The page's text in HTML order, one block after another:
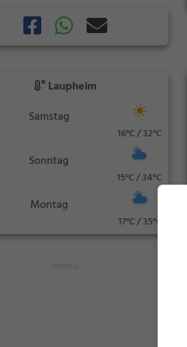
Laupheim
Samstag
16°C / 32°C
Sonntag
15°C / 34°C
Montag
17°C / 35°C